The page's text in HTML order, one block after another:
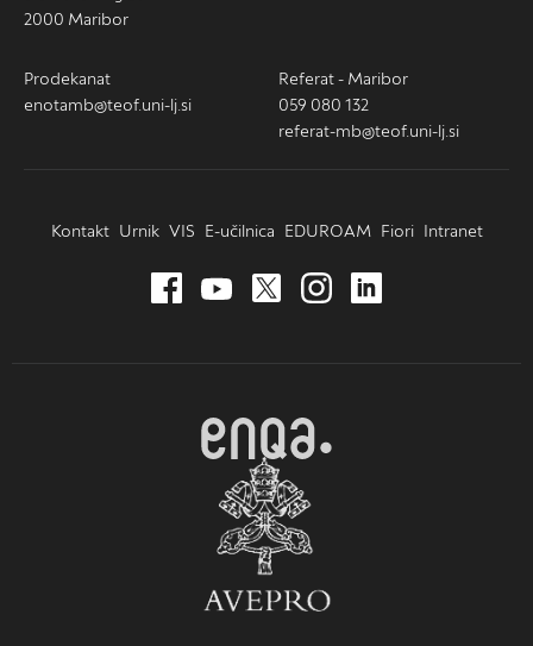
2000 Maribor
Prodekanat
enotamb@teof.uni-lj.si
Referat - Maribor
059 080 132
referat-mb@teof.uni-lj.si
Kontakt Urnik VIS E-učilnica EDUROAM Fiori Intranet